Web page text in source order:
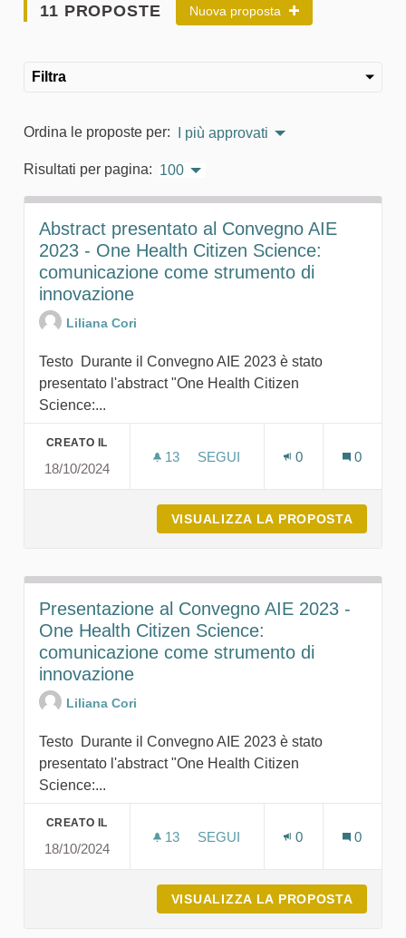
11 PROPOSTE Nuova proposta
Filtra
Ordina le proposte per: I più approvati
Risultati per pagina: 100
Abstract presentato al Convegno AIE
2023 - One Health Citizen Science:
comunicazione come strumento di
innovazione
Liliana Cori
Testo Durante il Convegno AIE 2023 è stato
presentato l'abstract "One Health Citizen
Science:...
CREATO IL
18/10/2024
13 13 SOSTENITORI
SEGUI
0 0
VISUALIZZA LA PROPOSTA
Presentazione al Convegno AIE 2023 -
One Health Citizen Science:
comunicazione come strumento di
innovazione
Liliana Cori
Testo Durante il Convegno AIE 2023 è stato
presentato l'abstract "One Health Citizen
Science:...
CREATO IL
18/10/2024
13 13 SOSTENITORI
SEGUI
0 0
VISUALIZZA LA PROPOSTA